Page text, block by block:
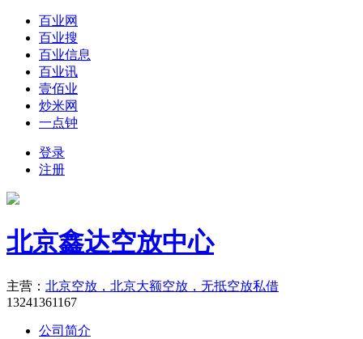
百业网
百业搜
百业信息
百业讯
壹佰业
炒米网
一点钟
登录
注册
北京鑫达空放中心
主营： 北京空放，北京大额空放，无抵空放私借
13241361167
公司简介